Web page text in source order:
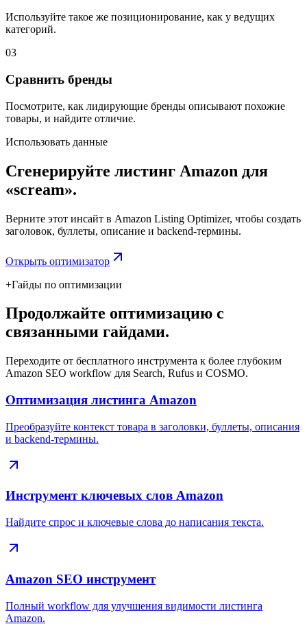
Используйте такое же позиционирование, как у ведущих
категорий.
03
Сравнить бренды
Посмотрите, как лидирующие бренды описывают похожие
товары, и найдите отличие.
Использовать данные
Сгенерируйте листинг Amazon для
«scream».
Верните этот инсайт в Amazon Listing Optimizer, чтобы создать
заголовок, буллеты, описание и backend-термины.
Открыть оптимизатор
+Гайды по оптимизации
Продолжайте оптимизацию с
связанными гайдами.
Переходите от бесплатного инструмента к более глубоким
Amazon SEO workflow для Search, Rufus и COSMO.
Оптимизация листинга Amazon
Преобразуйте контекст товара в заголовки, буллеты, описания
и backend-термины.
Инструмент ключевых слов Amazon
Найдите спрос и ключевые слова до написания текста.
Amazon SEO инструмент
Полный workflow для улучшения видимости листинга
Amazon.